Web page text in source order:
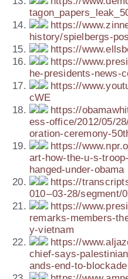
https://​
h​i​s​t​o​r​y​/​s​p​i​e​l​b​e​r​g​s​-​
https://​
https://​
h​e​-​p​r​e​s​i​d​e​n​t​s​-​n​e​w​s​-​
https://​
cWE
https://​
e​s​s​-​o​f​f​i​c​e​/​2​0​1​2​/​0​5​/​
o​r​a​t​i​o​n​-​c​e​r​e​m​o​n​y​-​
https://​
a​r​t​-​h​o​w​-​t​h​e​-​u​-​s​-​
h​a​n​g​e​d​-​u​n​d​e​r​-​o​b​ama
https://​
010 – 03-28/­seg­men­t/
https://​
r​e​m​a​r​k​s​-​m​e​m​b​e​r​s​-​
y​-​v​i​e​t​nam
https://​
c​h​i​e​f​-​s​a​y​s​-​
a​n​d​s​-​e​n​d​-​t​o​-​b​l​o​c​k​ade